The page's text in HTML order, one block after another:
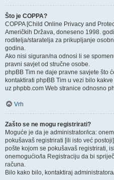
Što je COPPA?
COPPA [Child Online Privacy and
Američkih Država, doneseno 1998.
roditelja/staratelja za prikupljanje
godina.
Ako nisi siguran/na odnosi li se
pravni savjet od stručne osobe.
phpBB Tim ne daje pravne savjete što
kontaktirati phpBB Tim u vezi bilo
uz phpbb.com Web stranice odnosno
Vrh
Zašto se ne mogu registrirati?
Moguće je da je administrator/ica:
pokušavaš registrirati [ili isto već
pošte kojom se pokušavaš registrirati,
onemogućio/la Registraciju da bi
računa.
Bilo kako bilo, kontaktiraj